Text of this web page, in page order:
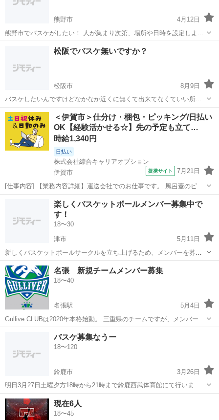
熊野市
4月12日
熊野市でバスケがしたい！ 人が集まり次第、場所や日時を設定しよう
と思います！ レベルは初～中級者でenjoyバスケ 基本、ゲーム形式の
みで行いたいと思います。 オープンチャット(Line) 熊野バスケッ...
熊野市 バスケットボール バスケ
松阪でバスケ無いですか？
松阪市
8月9日
バスケしたいんですけどなかなか近くに無くて出来てなくていい所あ
ったら誘って欲しいです
三重 松阪市 バスケットボール バスケ
＜伊賀市＞仕分け・梱包・ピッキング/日払い
OK【経験活かせる☆】先の予定も立て…
時給1,340円
日払い
株式会社綜合キャリアオプション
伊賀市
提携サイト 7月21日
[仕事内容] 【業務内容詳細】運送会社でのお仕事です。 風呂蓋のピッ
キングを任せいたします。 【取扱製品情報】風呂蓋 。＋お仕事探しは
コンシェルスタッフにおまかせ＋。 あなたのお仕事探しをしっかりサ
ポート！ たとえば… ...
伊賀市 仕分け
楽しくバスケットボールメンバー募集中で
す！
18〜30
津市
5月11日
新しくバスケットボールサークルを立ち上げるため、メンバーを募集
しています！ 初心者、経験者、女性、男性、誰でも大歓迎です！ 少し
でも興味がありましたらメッセージください！！ 体験だけでも大丈夫
です！
三重 津市 バスケットボール サークル
名張 新規チームメンバー募集
18〜40
名張駅
5月4日
Gullive CLUBは2020年本格始動。 三重県のチームですが、メンバーは
転勤や就職などで三重県へ来た県外者や外国籍の方などが中心なの
で、新しくチームを探している方は同じ境遇の方が多く、非常に打ち
解けやすいと思い...
名張駅 バスケットボール
バスケ募集なうー
18〜120
鈴鹿市
3月26日
明日3月27日土曜夕方18時から21時まで鈴鹿西武体育館にて行います‼︎
初心者、経験者、もうどんな方でもいらしてください‼︎ 僕達と和気あ
いあい楽しいバスケしませんか？😊
三重 鈴鹿市 バスケットボール
現在6人
18〜45